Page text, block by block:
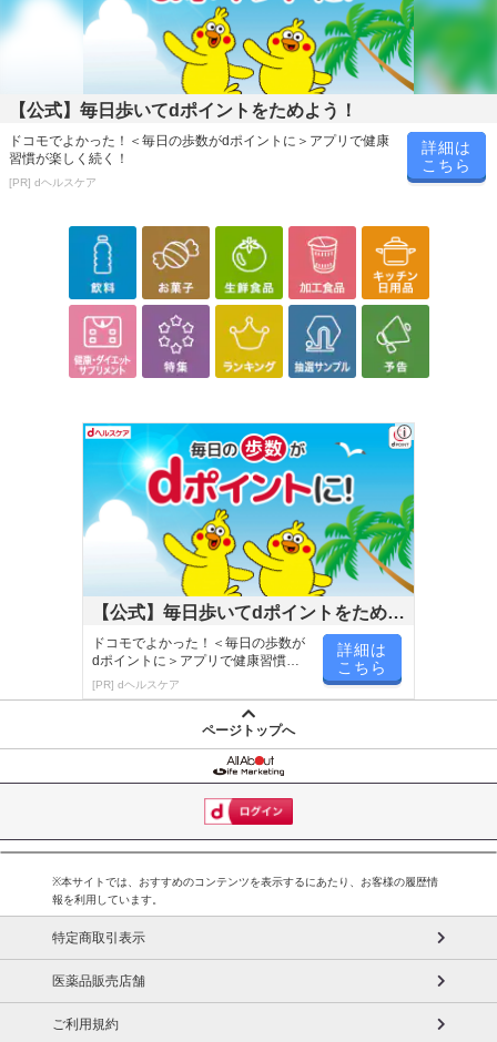
【公式】毎日歩いてdポイントをためよう！
ドコモでよかった！＜毎日の歩数がdポイントに＞アプリで健康
習慣が楽しく続く！
[PR] dヘルスケア
詳細は
こちら
【公式】毎日歩いてdポイントをためよ
う！
ドコモでよかった！＜毎日の歩数が
dポイントに＞アプリで健康習慣が
楽しく続く！
[PR] dヘルスケア
詳細は
こちら
ページトップへ
※本サイトでは、おすすめのコンテンツを表示するにあたり、お客様の履歴情
報を利用しています。
特定商取引表示
医薬品販売店舗
ご利用規約